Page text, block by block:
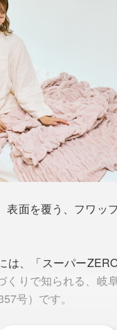
レープがつくる、特
号）が、横方向にグ
でも、全身にフィッ
じや肩口にも、ぴ
むのを防いでくれま
表面を覆う、フワッ
は、「スーパー
くりで知られる、岐
号）です。